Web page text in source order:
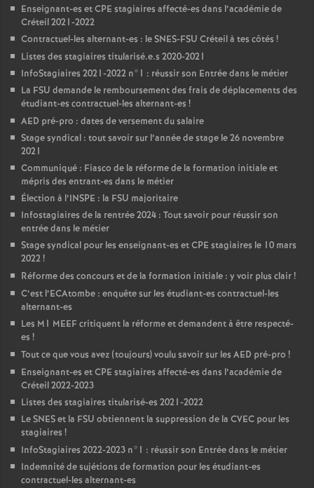
Enseignant-es etCPE stagiaires affecté-es dans l’académie de
Créteil 2021-2022
Contractuel-les alternant-es : leSNES-FSU Créteil à tes côtés !
Listes des stagiaires titularisé.e.s 2020-2021
InfoStagiaires 2021-2022 n°1 : réussir son Entrée dans le métier
La FSU demande le remboursement des frais de déplacements des
étudiant-es contractuel-les alternant-es !
AED pré-pro : dates de versement du salaire
Stage syndical : tout savoir sur l’année de stage le 26 novembre
2021
Communiqué : Fiasco de la réforme de la formation initiale et
mépris des entrant-es dans le métier
Élection à l’INSPE : la FSU majoritaire
Infostagiaires de la rentrée 2024 : Tout savoir pour réussir son
entrée dans le métier
Stage syndical pour les enseignant-es etCPE stagiaires le 10 mars
2022!
Réforme des concours et de la formation initiale : y voir plus clair!
C’est l’ECAtombe : enquête sur les étudiant-es contractuel-les
alternant-es
Les M1 MEEFcritiquent la réforme et demandent à être respecté-
es !
Tout ce que vous avez (toujours) voulu savoir sur les AED pré-pro !
Enseignant-es etCPE stagiaires affecté-es dans l’académie de
Créteil 2022-2023
Listes des stagiaires titularisé-es 2021-2022
LeSNESet la FSU obtiennent la suppression de la CVEC pour les
stagiaires !
InfoStagiaires 2022-2023 n°1 : réussir son Entrée dans le métier
Indemnité de sujétions de formation pour les étudiant-es
contractuel-les alternant-es